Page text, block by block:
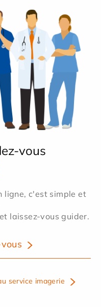
vous
ligne, c'est simple et
laissez-vous guider.
service imagerie